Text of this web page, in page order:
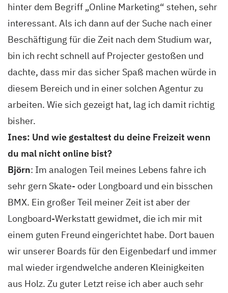
hinter dem Begriff „Online Marketing“ stehen, sehr
interessant. Als ich dann auf der Suche nach einer
Beschäftigung für die Zeit nach dem Studium war,
bin ich recht schnell auf Projecter gestoßen und
dachte, dass mir das sicher Spaß machen würde in
diesem Bereich und in einer solchen Agentur zu
arbeiten. Wie sich gezeigt hat, lag ich damit richtig
bisher.
Ines: Und wie gestaltest du deine Freizeit wenn
du mal nicht online bist?
Björn: Im analogen Teil meines Lebens fahre ich
sehr gern Skate- oder Longboard und ein bisschen
BMX. Ein großer Teil meiner Zeit ist aber der
Longboard-Werkstatt gewidmet, die ich mir mit
einem guten Freund eingerichtet habe. Dort bauen
wir unserer Boards für den Eigenbedarf und immer
mal wieder irgendwelche anderen Kleinigkeiten
aus Holz. Zu guter Letzt reise ich aber auch sehr